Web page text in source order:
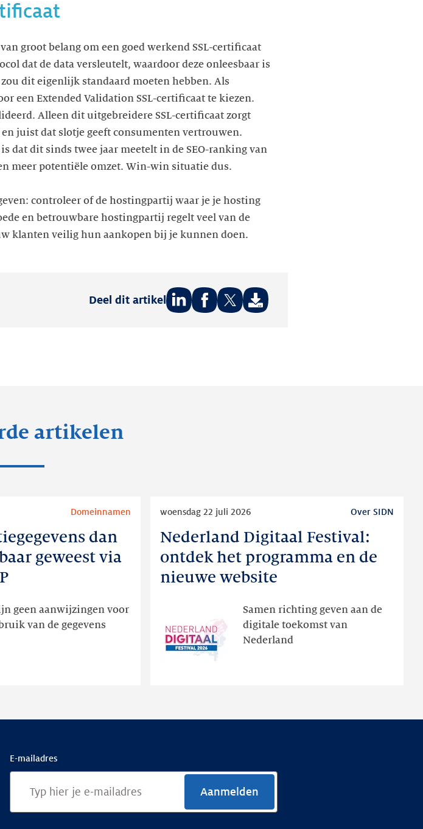
groot belang om een goed werkend SSL-certificaat
dat de data versleutelt, waardoor deze onleesbaar is
dit eigenlijk standaard moeten hebben. Als
een Extended Validation SSL-certificaat te kiezen.
Alleen dit uitgebreidere SSL-certificaat zorgt
juist dat slotje geeft consumenten vertrouwen.
dat dit sinds twee jaar meetelt in de SEO-ranking van
meer potentiële omzet. Win-win situatie dus.
controleer of de hostingpartij waar je je hosting
en betrouwbare hostingpartij regelt veel van de
klanten veilig hun aankopen bij je kunnen doen.
Deel dit artikel
artikelen
dan
geweest via
Domeinnamen
geen aanwijzingen voor
van de gegevens
Nederland Digitaal Festival:
ontdek het programma en de
nieuwe website
woensdag 22 juli 2026 Over SIDN
Samen richting geven aan de
digitale toekomst van
Nederland
Nederland
Festival:
ontdek
E-mailadres
Aanmelden